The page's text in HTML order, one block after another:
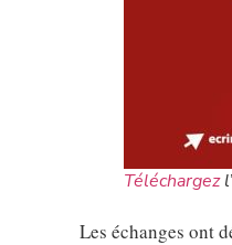
Téléchargez
Les échanges ont